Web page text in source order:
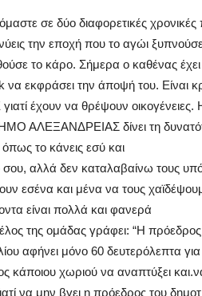
σε δύο διαφορετικές
την εποχή που το αγώι
το κάρο. Σήμερα ο καθένας
να εκφράσει την άποψή του. Είναι
έχουν να θρέψουν
ΑΛΕΞΑΝΔΡΕΙΑΣ δίνει τη
το κάνεις εσύ και
αλλά δεν καταλαβαίνω τους
εσένα και μένα να τους
είναι πολλά και φανερά
της ομάδας γράφει: “Η
αφήνει μόνο 60 δευτερόλεπτα
κάποιου χωριού να αναπτύξει
να μην βγει η πρόεδρος του